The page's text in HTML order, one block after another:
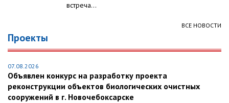
встреча...
ВСЕ НОВОСТИ
Проекты
07.08.2026
Объявлен конкурс на разработку проекта
реконструкции объектов биологических очистных
сооружений в г. Новочебоксарске